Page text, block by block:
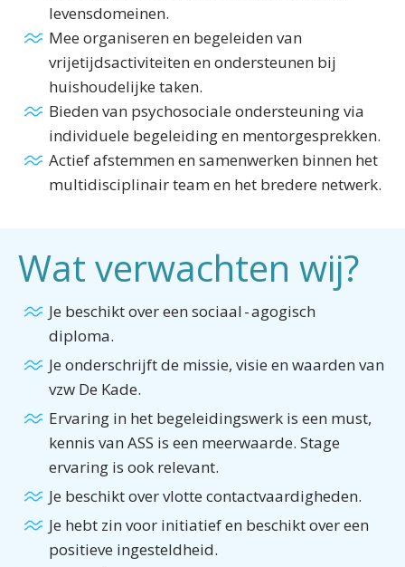
levensdomeinen.
Mee organiseren en begeleiden van
vrijetijdsactiviteiten en ondersteunen bij
huishoudelijke taken.
Bieden van psychosociale ondersteuning via
individuele begeleiding en mentorgesprekken.
Actief afstemmen en samenwerken binnen het
multidisciplinair team en het bredere netwerk.
Wat verwachten wij?
Je beschikt over een sociaal - agogisch
diploma.
Je onderschrijft de missie, visie en waarden van
vzw De Kade.
Ervaring in het begeleidingswerk is een must,
kennis van ASS is een meerwaarde. Stage
ervaring is ook relevant.
Je beschikt over vlotte contactvaardigheden.
Je hebt zin voor initiatief en beschikt over een
positieve ingesteldheid.